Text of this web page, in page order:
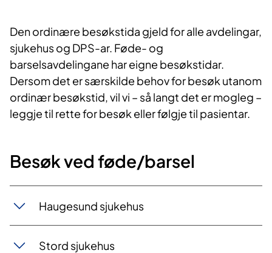
Den ordinære besøkstida gjeld for alle avdelingar,
sjukehus og DPS-ar. Føde- og
barselsavdelingane har eigne besøkstidar.
Dersom det er særskilde behov for besøk utanom
ordinær besøkstid, vil vi – så langt det er mogleg –
leggje til rette for besøk eller følgje til pasientar.
Besøk v​ed føde​​/​​barsel
Haugesu​nd sju​kehus
Stord s​​juk​​ehus